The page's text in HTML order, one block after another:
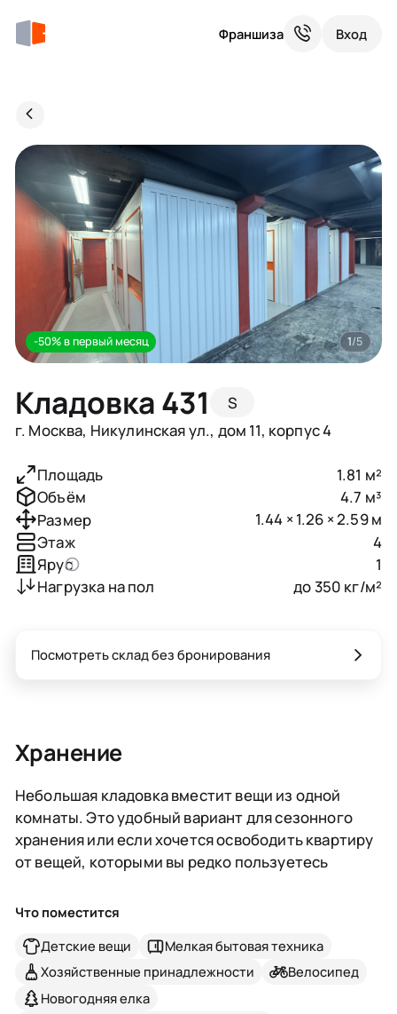
Франшиза Вход
Кладовка 431
S
г. Москва, Никулинская ул., дом 11, корпус 4
-50% в первый месяц 1/5
Площадь
1.81 м²
Объём
4.7 м³
Размер
1.44 × 1.26 × 2.59 м
Этаж
4
Ярус
1
Нагрузка на пол
до 350 кг/м²
Хранение
Небольшая кладовка вместит вещи из одной
комнаты. Это удобный вариант для сезонного
хранения или если хочется освободить квартиру
от вещей, которыми вы редко пользуетесь
Что поместится
Детские вещи
Мелкая бытовая техника
Хозяйственные принадлежности
Велосипед
Новогодняя елка
Посмотреть склад без бронирования